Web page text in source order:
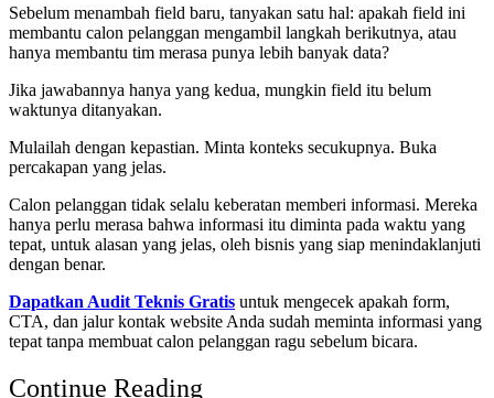
Sebelum menambah field baru, tanyakan satu hal: apakah field ini
membantu calon pelanggan mengambil langkah berikutnya, atau
hanya membantu tim merasa punya lebih banyak data?
Jika jawabannya hanya yang kedua, mungkin field itu belum
waktunya ditanyakan.
Mulailah dengan kepastian. Minta konteks secukupnya. Buka
percakapan yang jelas.
Calon pelanggan tidak selalu keberatan memberi informasi. Mereka
hanya perlu merasa bahwa informasi itu diminta pada waktu yang
tepat, untuk alasan yang jelas, oleh bisnis yang siap menindaklanjuti
dengan benar.
Dapatkan Audit Teknis Gratis untuk mengecek apakah form,
CTA, dan jalur kontak website Anda sudah meminta informasi yang
tepat tanpa membuat calon pelanggan ragu sebelum bicara.
Continue Reading